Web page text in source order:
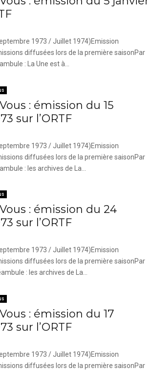
1973 / Juillet 1974)Emission
diffusées lors de la première saisonPar
: La Une est à...
: émission du 15
sur l’ORTF
1973 / Juillet 1974)Emission
diffusées lors de la première saisonPar
: les archives de La...
: émission du 24
sur l’ORTF
1973 / Juillet 1974)Emission
diffusées lors de la première saisonPar
: les archives de La...
: émission du 17
sur l’ORTF
1973 / Juillet 1974)Emission
diffusées lors de la première saisonPar